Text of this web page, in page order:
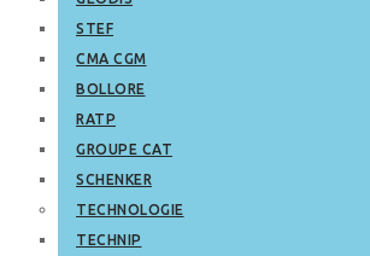
STEF
CMA CGM
BOLLORE
RATP
GROUPE CAT
SCHENKER
TECHNOLOGIE
TECHNIP